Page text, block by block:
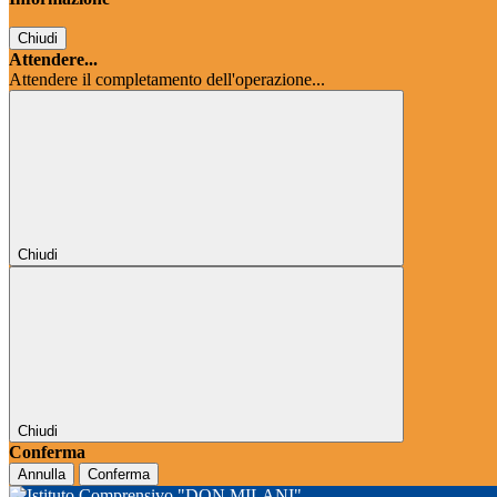
Chiudi
Attendere...
Attendere il completamento dell'operazione...
Chiudi
Chiudi
Conferma
Annulla Conferma